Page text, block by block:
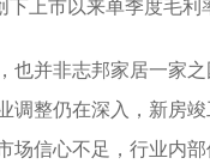
上市以来单季度毛利
也并非志邦家居一家
调整仍在深入，新房
场信心不足，行业内